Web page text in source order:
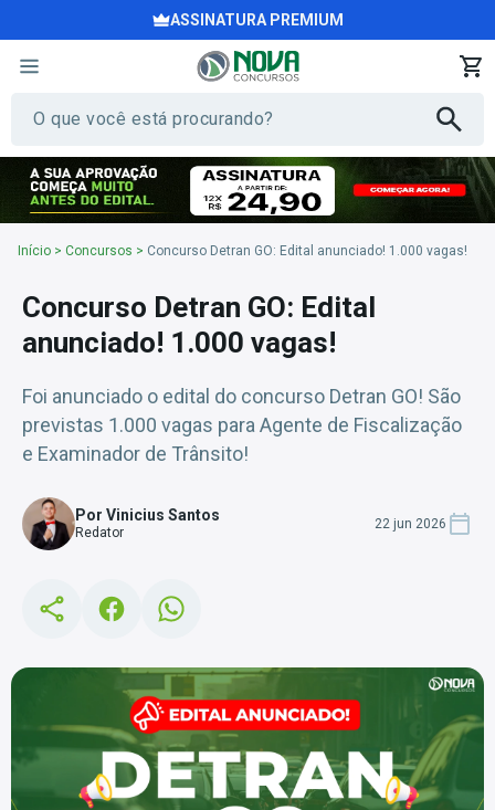
ASSINATURA PREMIUM
Início > Concursos > Concurso Detran GO: Edital anunciado! 1.000 vagas!
Concurso Detran GO: Edital
anunciado! 1.000 vagas!
Foi anunciado o edital do concurso Detran GO! São
previstas 1.000 vagas para Agente de Fiscalização
e Examinador de Trânsito!
Por Vinicius Santos
Redator
22 jun 2026